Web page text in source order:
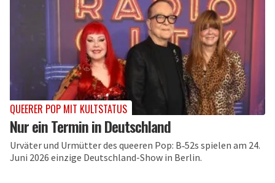
QUEERER POP MIT KULTSTATUS
Nur ein Termin in Deutschland
Urväter und Urmütter des queeren Pop: B‑52s spielen am 24.
Juni 2026 einzige Deutschland-Show in Berlin.